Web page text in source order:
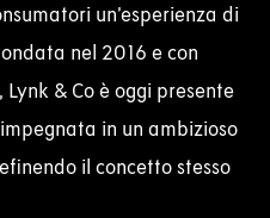
un’esperienza di
nel 2016 e con
& Co è oggi presente
in un ambizioso
il concetto stesso